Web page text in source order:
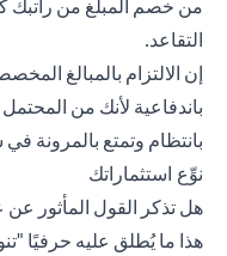
من خصم المبلغ من راتبك
التقاعد.
إن الالتزام بالمبالغ
باندفاعية لأنك من
بانتظام وتمتع بالمرونة
نوِّع استثماراتك
هل تذكر القول المأثور
هذا ما يُطلق عليه حرفيًا